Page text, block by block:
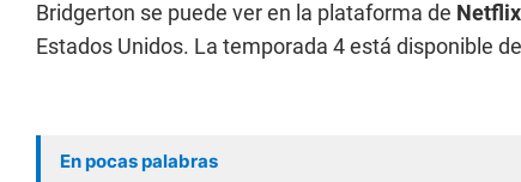
Bridgerton se puede ver en la plataforma de Netflix
Estados Unidos. La temporada 4 está disponible
En pocas palabras